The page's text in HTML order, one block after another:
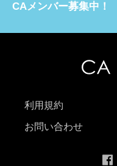
CAメンバー募集中！
利用規約
お問い合わせ